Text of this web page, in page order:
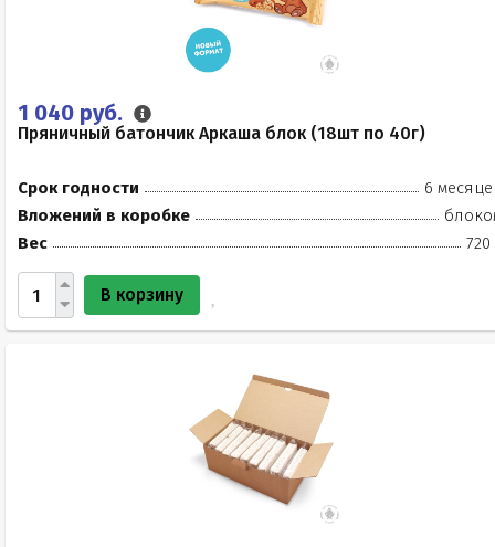
1 040 руб.
Пряничный батончик Аркаша блок (18шт по 40г)
Срок годности
6
Вложений в коробке
Вес
720
В корзину